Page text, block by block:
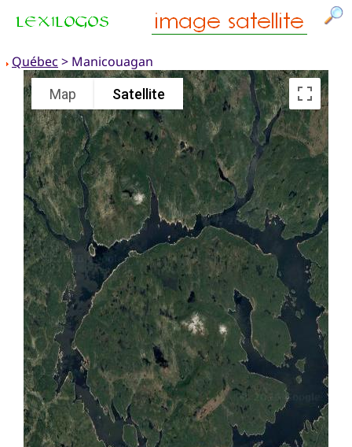
Québec > Manicouagan
Map Satellite